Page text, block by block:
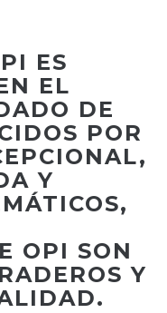
ES
EL
DE
POR
Y
OPI SON
Y